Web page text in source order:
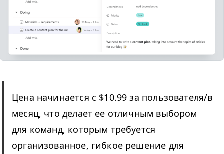
Цена начинается с $10.99 за пользователя/​в
месяц, что делает ее отличным выбором
для команд, которым требуется
организованное, гибкое решение для